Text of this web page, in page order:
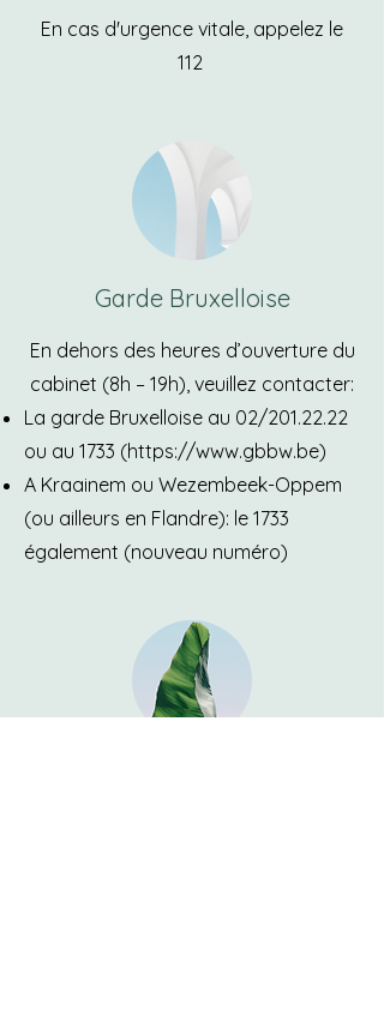
En cas d'urgence vitale, appelez le
112
Garde Bruxelloise
En dehors des heures d’ouverture du
cabinet (8h – 19h), veuillez contacter:
La garde Bruxelloise au 02/201.22.22
ou au 1733 (https://www.gbbw.be)
A Kraainem ou Wezembeek-Oppem
(ou ailleurs en Flandre): le 1733
également (nouveau numéro)